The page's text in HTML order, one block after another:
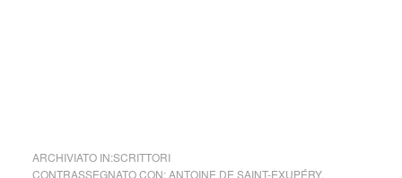
ARCHIVIATO IN:SCRITTORI
CONTRASSEGNATO CON:ANTOINE DE SAINT-EXUPÉRY,